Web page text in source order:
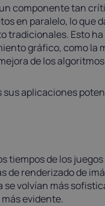
componente tan
en paralelo, lo que
tradicionales. Esto
gráfico, como la
de los
sus aplicaciones
tiempos de los
de renderizado de
volvían más
evidente.